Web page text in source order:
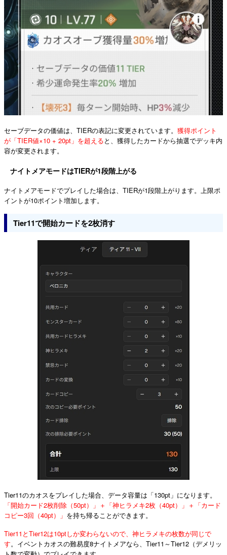
セーブデータの価値は、TIERの表記に変更されています。 獲得ポイント
が「TIER値×10 + 20pt」を超えると、獲得したカードから抽選でデッキ内
容が変更されます。
ナイトメアモードはTIERが1段階上がる
ナイトメアモードでプレイした場合は、TIERが1段階上がります。上限ポ
イントが10ポイント増加します。
Tier11で開始カードを2枚消す
Tier11のカオスをプレイした場合、データ容量は「130pt」になります。
「開始カード2枚削除（50pt）」＋「神ヒラメキ2枚（40pt）」＋「カード
コピー3回（40pt）」 を持ち帰ることができます。
Tier11とTier12は10ptしか変わらないので、神ヒラメキの枚数が同じで
す。イベントカオスの難易度8ナイトメアなら、Tier11～Tier12（デメリッ